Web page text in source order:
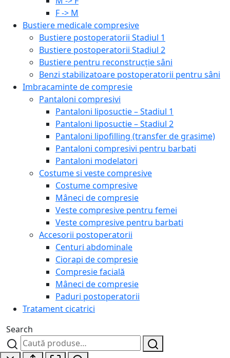
F -> M
Bustiere medicale compresive
Bustiere postoperatorii Stadiul 1
Bustiere postoperatorii Stadiul 2
Bustiere pentru reconstrucție sâni
Benzi stabilizatoare postoperatorii pentru sâni
Imbracaminte de compresie
Pantaloni compresivi
Pantaloni liposuctie – Stadiul 1
Pantaloni liposuctie – Stadiul 2
Pantaloni lipofilling (transfer de grasime)
Pantaloni compresivi pentru barbati
Pantaloni modelatori
Costume si veste compresive
Costume compresive
Mâneci de compresie
Veste compresive pentru femei
Veste compresive pentru barbati
Accesorii postoperatorii
Centuri abdominale
Ciorapi de compresie
Compresie facială
Mâneci de compresie
Paduri postoperatorii
Tratament cicatrici
Search
Caută
după:
Caută